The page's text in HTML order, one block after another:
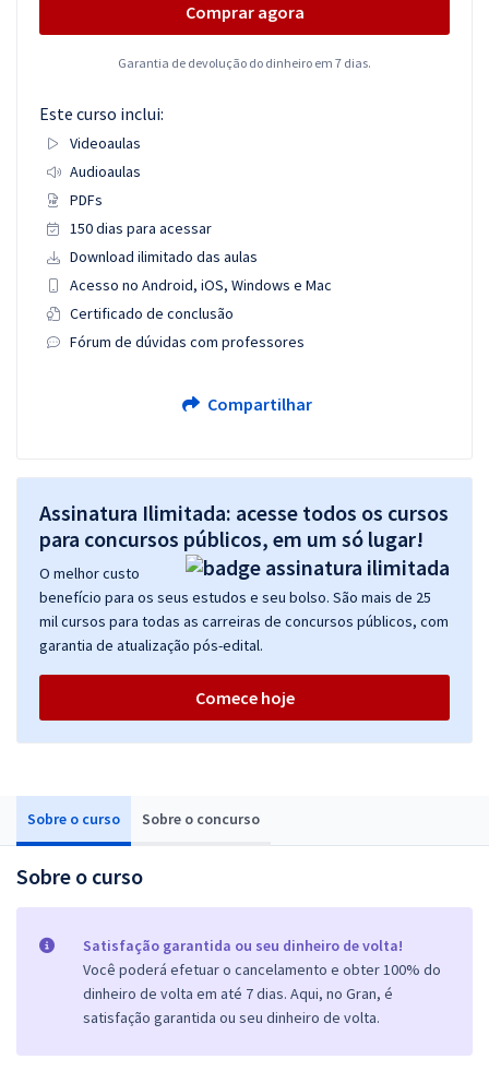
Sobre o curso Sobre o concurso
Sobre o curso
Satisfação garantida ou seu dinheiro de volta!
Você poderá efetuar o cancelamento e obter 100% do
dinheiro de volta em até 7 dias. Aqui, no Gran, é
satisfação garantida ou seu dinheiro de volta.
Comprar agora
Garantia de devolução do dinheiro em 7 dias.
Este curso inclui:
Videoaulas
Audioaulas
PDFs
150 dias para acessar
Download ilimitado das aulas
Acesso no Android, iOS, Windows e Mac
Certificado de conclusão
Fórum de dúvidas com professores
Compartilhar
Assinatura Ilimitada: acesse todos os cursos
para concursos públicos, em um só lugar!
O melhor custo
benefício para os seus estudos e seu bolso. São mais de 25
mil cursos para todas as carreiras de concursos públicos, com
garantia de atualização pós-edital.
Comece hoje